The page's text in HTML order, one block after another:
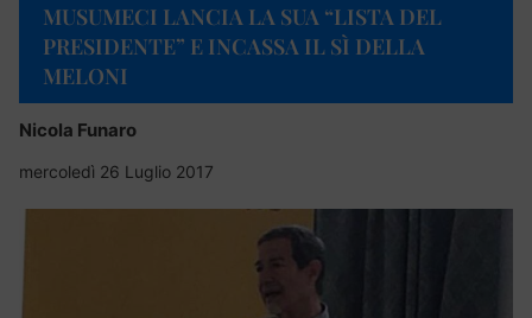
MUSUMECI LANCIA LA SUA “LISTA DEL
PRESIDENTE” E INCASSA IL SÌ DELLA
MELONI
Nicola Funaro
mercoledì 26 Luglio 2017